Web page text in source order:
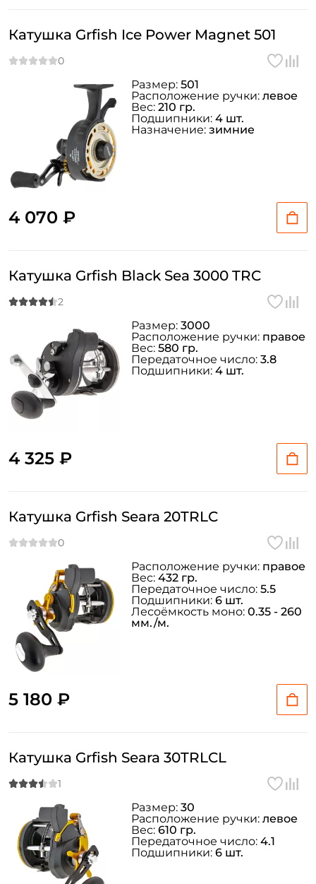
Катушка Grfish Ice Power Magnet 501
4 070 ₽
Размер: 501
Расположение ручки: левое
Вес: 210 гр.
Подшипники: 4 шт.
Назначение: зимние
Катушка Grfish Black Sea 3000 TRC
4 325 ₽
Размер: 3000
Расположение ручки: правое
Вес: 580 гр.
Передаточное число: 3.8
Подшипники: 4 шт.
Катушка Grfish Seara 20TRLC
5 180 ₽
Расположение ручки: правое
Вес: 432 гр.
Передаточное число: 5.5
Подшипники: 6 шт.
Лесоёмкость моно: 0.35 - 260
мм./м.
Катушка Grfish Seara 30TRLCL
Размер: 30
Расположение ручки: левое
Вес: 610 гр.
Передаточное число: 4.1
Подшипники: 6 шт.
Создать аккаунт